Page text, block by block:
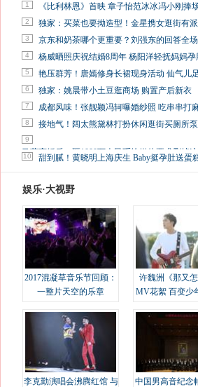
1 《比利林恩》首映 章子怡范冰冰冯小刚捧
2 独家：买菜也要拗造型！金星携女逛街有
3 京东和奶茶哪个更重要？刘强东的回答全场
4 杨威晒照庆祝结婚8周年 杨阳洋轻抚妈妈孕
5 艳压群芳！唐嫣修身长裙现身活动 仙气儿足
6 独家：姚晨带小土豆逛商场 购置产后新衣
7 成都风味！张靓颖冯轲曝婚纱照 吃串串打
8 接地气！阔太熊黛林打扮休闲逛街买厕所泵
9
马蓉离婚后，砸1000万人民币给媒体要求删掉这
10 甜到腻！黄晓明上海庆生 Baby挺孕肚送蛋
娱乐·大视野
2017混凝草音乐节回顾：
一整片天空的乐章
许魏洲《那又
MV花絮 百变少
李克勤演唱会沸腾红馆 与
中国男高音纪念